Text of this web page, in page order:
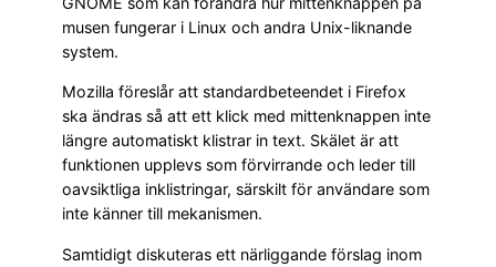
musen fungerar i Linux och andra Unix-liknande
system.
Mozilla föreslår att standardbeteendet i Firefox
ska ändras så att ett klick med mittenknappen inte
längre automatiskt klistrar in text. Skälet är att
funktionen upplevs som förvirrande och leder till
oavsiktliga inklistringar, särskilt för användare som
inte känner till mekanismen.
Samtidigt diskuteras ett närliggande förslag inom